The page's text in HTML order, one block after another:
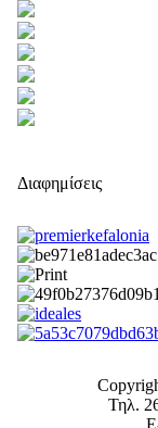
Διαφημίσεις
Τηλ.